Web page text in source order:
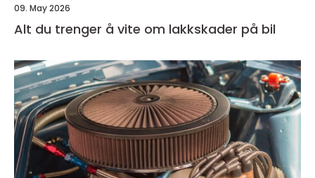
09. May 2026
Alt du trenger å vite om lakkskader på bil